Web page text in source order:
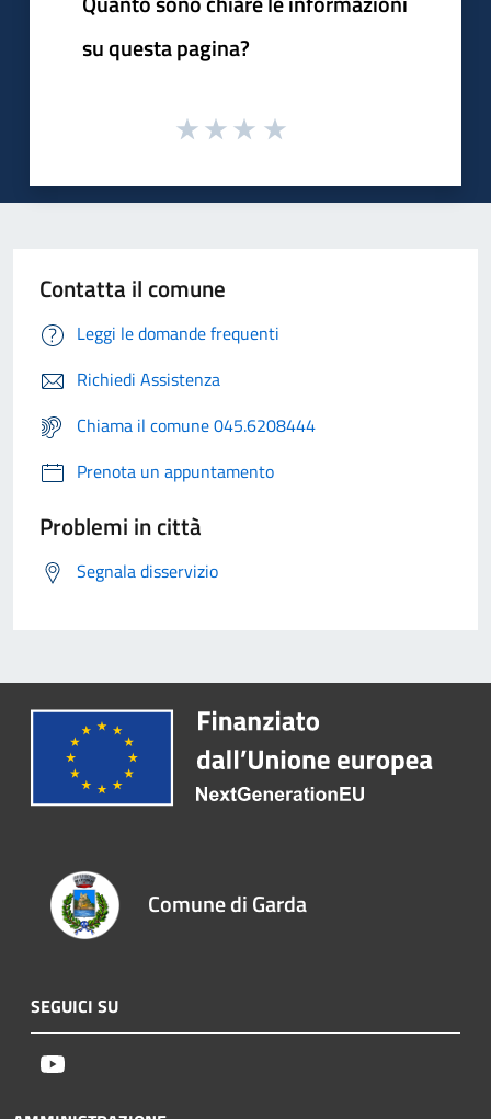
su questa pagina?
Contatta il comune
Leggi le domande frequenti
Richiedi Assistenza
Chiama il comune 045.6208444
Prenota un appuntamento
Problemi in città
Segnala disservizio
Comune di Garda
SEGUICI SU